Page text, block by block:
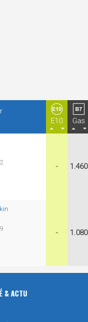
E10
Gas
- 1.460
- 1.080
& ACTU